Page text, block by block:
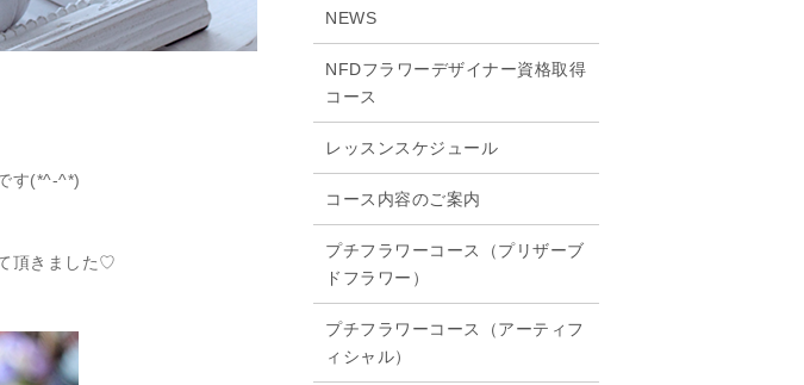
す(*^-^*)
頂きました♡
NEWS
NFDフラワーデザイナー資格取得
コース
レッスンスケジュール
コース内容のご案内
プチフラワーコース（プリザーブ
ドフラワー）
プチフラワーコース（アーティフ
ィシャル）